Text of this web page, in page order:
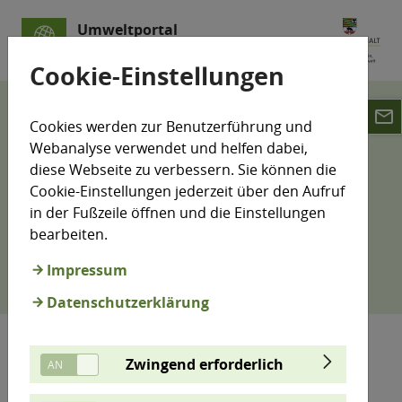
Umweltportal
Datenschutz
Datenschutzerklärung
Umweltportal Sachsen-
Anhalt
Cookie-Einstellungen
Cookies werden zur Benutzerführung und
Webanalyse verwendet und helfen dabei,
diese Webseite zu verbessern. Sie können die
Cookie-Einstellungen jederzeit über den Aufruf
in der Fußzeile öffnen und die Einstellungen
bearbeiten.
Impressum
Datenschutzerklärung
Zwingend erforderlich
email